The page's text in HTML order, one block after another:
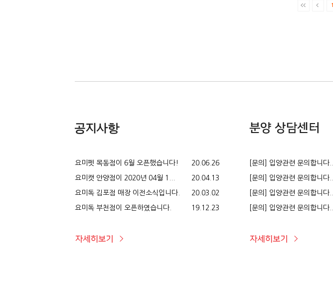
1
요미펫 목동점이 6월 오픈했습니다! 20.06.26
요미캣 안양점이 2020년 04월 1... 20.04.13
요미독 김포점 매장 이전소식입니다. 20.03.02
요미독 부천점이 오픈하였습니다. 19.12.23
[문의] 입양관련 문의합니다..
[문의] 입양관련 문의합니다..
[문의] 입양관련 문의합니다..
[문의] 입양관련 문의합니다..